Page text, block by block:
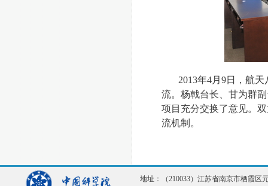
2013年4月9日，航
流。杨戟台长、甘为群
项目充分交换了意见。
流机制。
地址：（210033）江苏省南京市栖霞